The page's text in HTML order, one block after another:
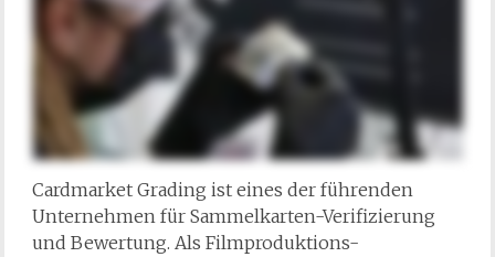
Cardmarket Grading ist eines der führenden
Unternehmen für Sammelkarten-Verifizierung
und Bewertung. Als Filmproduktions-